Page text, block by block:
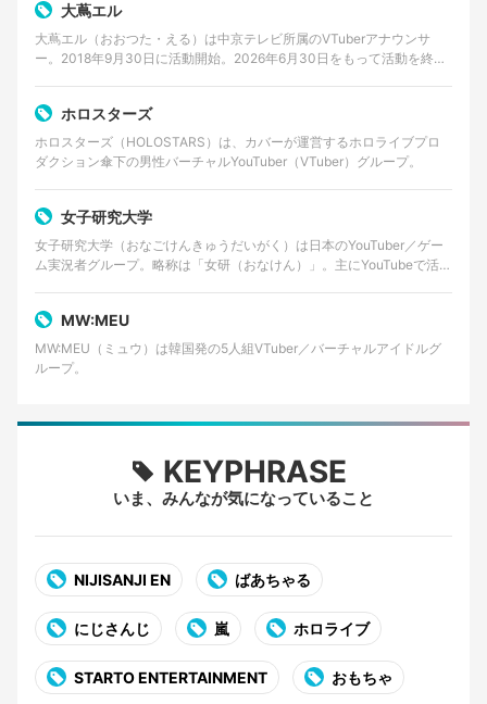
大蔦エル
大蔦エル（おおつた・える）は中京テレビ所属のVTuberアナウンサ
ー。2018年9月30日に活動開始。2026年6月30日をもって活動を終了
ホロスターズ
ホロスターズ（HOLOSTARS）は、カバーが運営するホロライブプロ
ダクション傘下の男性バーチャルYouTuber（VTuber）グループ。
女子研究大学
女子研究大学（おなごけんきゅうだいがく）は日本のYouTuber／ゲー
ム実況者グループ。略称は「女研（おなけん）」。主にYouTubeで活動
MW:MEU
MW:MEU（ミュウ）は韓国発の5人組VTuber／バーチャルアイドルグ
ループ。
KEYPHRASE
いま、みんなが気になっていること
NIJISANJI EN ばあちゃる
にじさんじ 嵐 ホロライブ
STARTO ENTERTAINMENT おもちゃ